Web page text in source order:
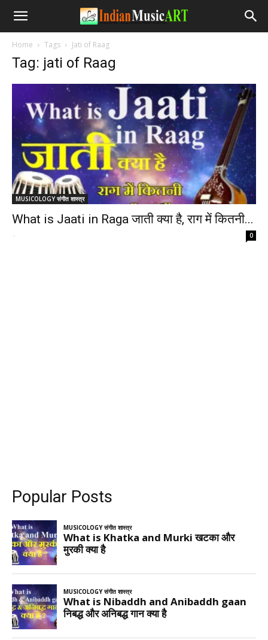
Home Tags Jati of Raag
Tag: jati of Raag
MUSICOLOGY संगीत शास्त्र
What is Jaati in Raga जाती क्या है, राग में कितनी...
- 0
Popular Posts